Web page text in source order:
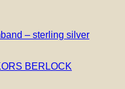
– sterling silver